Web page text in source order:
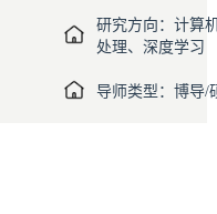
研究方向：计算
处理、深度学习
导师类型：博导/